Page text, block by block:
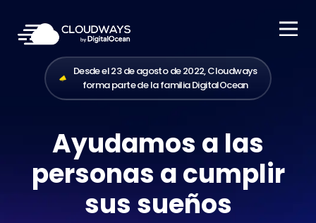
Open Nav
Desde el 23 de agosto de 2022, Cloudways
forma parte de la familia DigitalOcean
Ayudamos a las
personas a cumplir
sus sueños